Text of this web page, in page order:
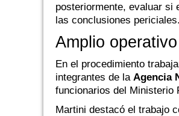
posteriormente, evaluar si
las conclusiones periciales.
Amplio
En el procedimiento
integrantes de la Agencia
funcionarios del Ministerio
Martini destacó el trabajo